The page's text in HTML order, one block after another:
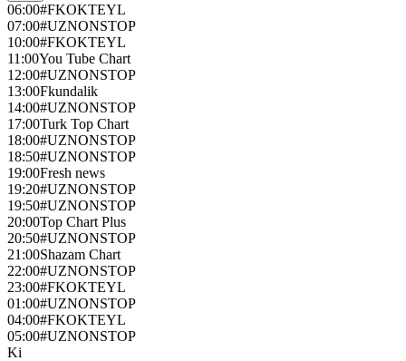
06:00#FKOKTEYL
07:00#UZNONSTOP
10:00#FKOKTEYL
11:00You Tube Chart
12:00#UZNONSTOP
13:00Fkundalik
14:00#UZNONSTOP
17:00Turk Top Chart
18:00#UZNONSTOP
18:50#UZNONSTOP
19:00Fresh news
19:20#UZNONSTOP
19:50#UZNONSTOP
20:00Top Chart Plus
20:50#UZNONSTOP
21:00Shazam Chart
22:00#UZNONSTOP
23:00#FKOKTEYL
01:00#UZNONSTOP
04:00#FKOKTEYL
05:00#UZNONSTOP
Ki